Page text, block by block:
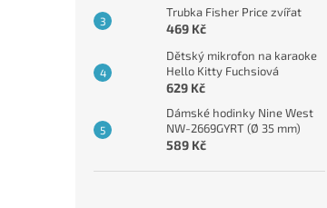
Trubka Fisher Price zvířat
469 Kč
Dětský mikrofon na karaoke
Hello Kitty Fuchsiová
629 Kč
Dámské hodinky Nine West
NW-2669GYRT (Ø 35 mm)
589 Kč